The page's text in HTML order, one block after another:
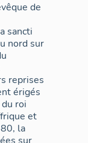
de
sancti
nord sur
reprises
érigés
roi
et
la